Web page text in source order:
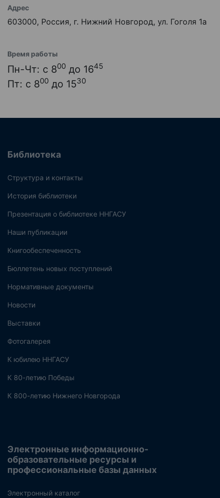
Адрес
603000, Россия, г. Нижний Новгород, ул. Гоголя 1а
Время работы
Пн-Чт: с 800 до 1645
Пт: с 800 до 1530
Библиотека
Структура и контакты
История библиотеки
Презентация о библиотеке ННГАСУ
Наши публикации
Книгообеспеченность
Бюллетень новых поступлений
Нормативные документы
Новости
Выставки
Фотогалерея
К юбилею ННГАСУ
К 80-летию Победы
К 800-летию Нижнего Новгорода
Электронные информационно-
образовательные ресурсы и
профессиональные базы данных
Электронный каталог